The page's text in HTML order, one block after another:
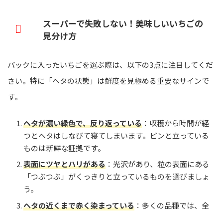
スーパーで失敗しない！美味しいいちごの
見分け方
パックに入ったいちごを選ぶ際は、以下の3点に注目してくだ
さい。特に「ヘタの状態」は鮮度を見極める重要なサインで
す。
ヘタが濃い緑色で、反り返っている ：収穫から時間が経
つとヘタはしなびて寝てしまいます。ピンと立っている
ものは新鮮な証拠です。
表面にツヤとハリがある ：光沢があり、粒の表面にある
「つぶつぶ」がくっきりと立っているものを選びましょ
う。
ヘタの近くまで赤く染まっている ：多くの品種では、全